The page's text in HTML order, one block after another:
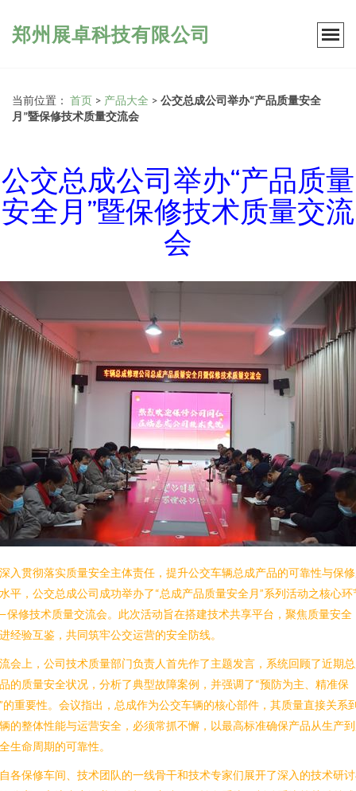
郑州展卓科技有限公司
当前位置： 首页 > 产品大全 > 公交总成公司举办“产品质量安全
月”暨保修技术质量交流会
公交总成公司举办“产品质量
安全月”暨保修技术质量交流
会
入贯彻落实质量安全主体责任，提升公交车辆总成产品的可靠性与保
平，公交总成公司成功举办了“总成产品质量安全月”系列活动之核心环
修技术质量交流会。此次活动旨在搭建技术共享平台，聚焦质量安全
经验互鉴，共同筑牢公交运营的安全防线。
会上，公司技术质量部门负责人首先作了主题发言，系统回顾了近期
的质量安全状况，分析了典型故障案例，并强调了“预防为主、精准保
的重要性。会议指出，总成作为公交车辆的核心部件，其质量直接关系
的整体性能与运营安全，必须常抓不懈，以最高标准确保产品从生产
生命周期的可靠性。
各保修车间、技术团队的一线骨干和技术专家们展开了深入的技术研